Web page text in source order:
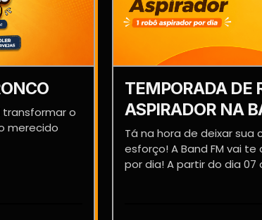
transformar o
merecido
TEMPORADA DE
ASPIRADOR NA
Tá na hora de deixar sua
esforço! A Band FM vai
por dia! A partir do dia 07